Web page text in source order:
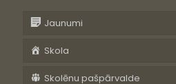
Jaunumi
Skola
Skolēnu pašpārvalde